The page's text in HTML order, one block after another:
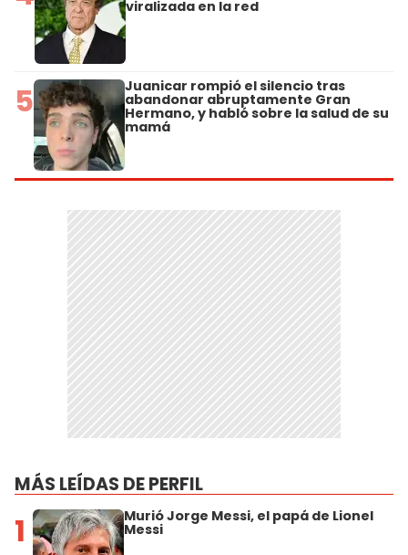
viralizada en la red
5 Juanicar rompió el silencio tras
abandonar abruptamente Gran
Hermano, y habló sobre la salud de su
mamá
MÁS LEÍDAS DE PERFIL
1 Murió Jorge Messi, el papá de Lionel
Messi